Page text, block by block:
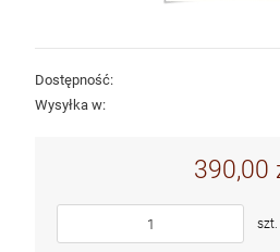
Dostępność:
Wysyłka w:
390,00
szt.